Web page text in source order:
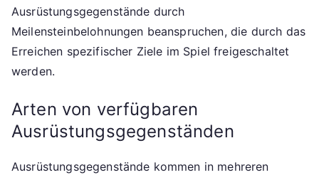
Ausrüstungsgegenstände durch
Meilensteinbelohnungen beanspruchen, die durch das
Erreichen spezifischer Ziele im Spiel freigeschaltet
werden.
Arten von verfügbaren
Ausrüstungsgegenständen
Ausrüstungsgegenstände kommen in mehreren